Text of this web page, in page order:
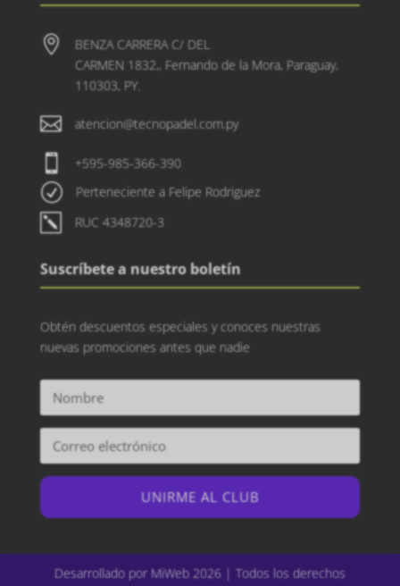

BENZA CARRERA C/ DEL
CARMEN 1832,, Fernando de la Mora, Paraguay,
110303, PY.
 atencion@tecnopadel.com.py
 +595-985-366-390
R Perteneciente a Felipe Rodriguez
k RUC 4348720-3
Suscríbete a nuestro boletín
Obtén descuentos especiales y conoces nuestras
nuevas promociones antes que nadie
UNIRME AL CLUB
Desarrollado por MiWeb 2026 | Todos los derechos